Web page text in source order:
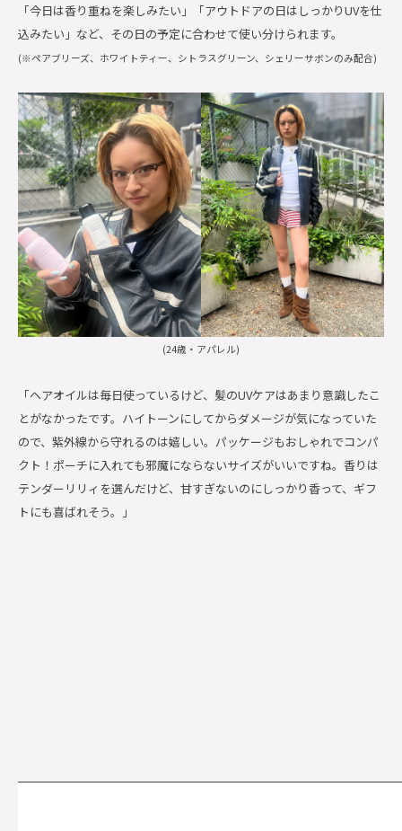
「今日は香り重ねを楽しみたい」「アウトドアの日はしっかりUVを仕
込みたい」など、その日の予定に合わせて使い分けられます。
(※ペアブリーズ、ホワイトティー、シトラスグリーン、シェリーサボンのみ配合)
(24歳・アパレル)
「ヘアオイルは毎日使っているけど、髪のUVケアはあまり意識したこ
とがなかったです。ハイトーンにしてからダメージが気になっていた
ので、紫外線から守れるのは嬉しい。パッケージもおしゃれでコンパ
クト！ポーチに入れても邪魔にならないサイズがいいですね。香りは
テンダーリリィを選んだけど、甘すぎないのにしっかり香って、ギフ
トにも喜ばれそう。」